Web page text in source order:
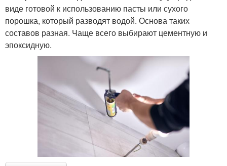
виде готовой к использованию пасты или сухого
порошка, который разводят водой. Основа таких
составов разная. Чаще всего выбирают цементную и
эпоксидную.